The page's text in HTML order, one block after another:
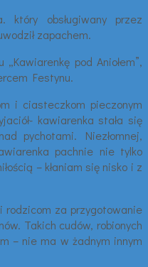
obsługiwany przez
zapachem.
pod Aniołem”,
Festynu.
i ciasteczkom pieczonym
kawiarenka stała się
pychotami. Niezłomnej,
pachnie nie tylko
– kłaniam się nisko i z
za przygotowanie
Takich cudów, robionych
– nie ma w żadnym innym